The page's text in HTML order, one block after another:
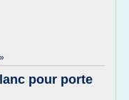
pour porte